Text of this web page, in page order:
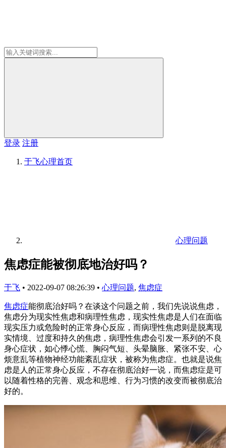
登录 注册
于飞心理首页
心理问题
焦虑症能被彻底地治好吗？
于飞 • 2022-09-07 08:26:39 • 心理问题, 焦虑症
焦虑症能彻底治好吗？在谈这个问题之前，我们先说说焦虑，
焦虑分为现实性焦虑和病理性焦虑，现实性焦虑是人们在面临
现实压力或危险时的正常身心反应，而病理性焦虑则是脱离现
实情境、过度和持久的焦虑，病理性焦虑会引发一系列的不良
身心症状，如心悸心慌、胸闷气短、头晕脑胀、紧张不安、心
烦意乱等植物神经功能紊乱症状，被称为焦虑症。也就是说焦
虑是人的正常身心反应，不存在彻底治好一说，而焦虑症是可
以随着性格的完善、观念和思维、行为习惯的改变而被彻底治
好的。